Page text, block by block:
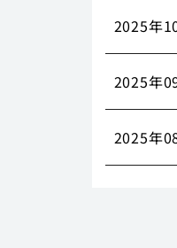
2025年
2025年
2025年